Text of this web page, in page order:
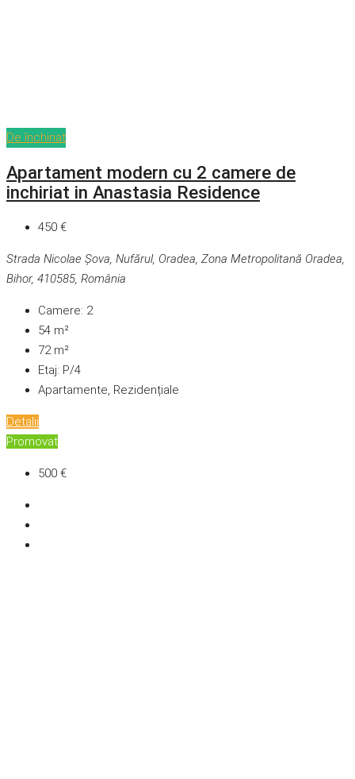
De închiriat
Apartament modern cu 2 camere de
inchiriat in Anastasia Residence
450 €
Strada Nicolae Șova, Nufărul, Oradea, Zona Metropolitană Oradea,
Bihor, 410585, România
Camere: 2
54 m²
72m²
Etaj: P/4
Apartamente, Rezidențiale
Detalii
Promovat
500 €